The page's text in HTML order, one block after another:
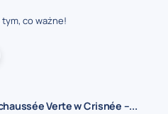
co ważne!
Verte w Crisnée –...